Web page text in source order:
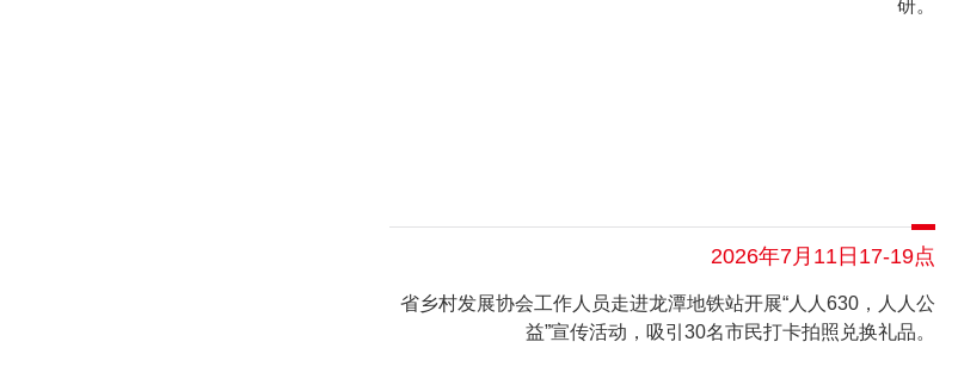
研。
2026年7月11日17-19点
省乡村发展协会工作人员走进龙潭地铁站开展“人人630，人人公
益”宣传活动，吸引30名市民打卡拍照兑换礼品。